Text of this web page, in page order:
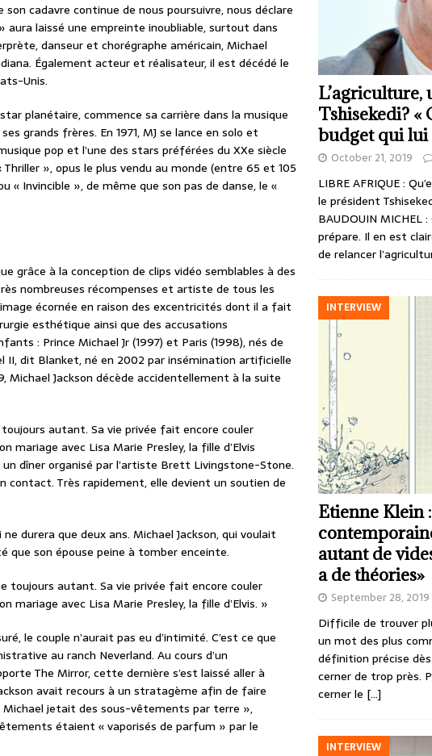
son cadavre continue de nous poursuivre, nous déclare
laissé une empreinte inoubliable, surtout dans
danseur et chorégraphe américain, Michael
Également acteur et réalisateur, il est décédé le
Unis.
planétaire, commence sa carrière dans la musique
grands frères. En 1971, MJ se lance en solo et
pop et l’une des stars préférées du XXe siècle
», opus le plus vendu au monde (entre 65 et 105
« Invincible », de même que son pas de danse, le «
grâce à la conception de clips vidéo semblables à des
nombreuses récompenses et artiste de tous les
écornée en raison des excentricités dont il a fait
esthétique ainsi que des accusations
: Prince Michael Jr (1997) et Paris (1998), nés de
II, dit Blanket, né en 2002 par insémination artificielle
Jackson décède accidentellement à la suite
autant. Sa vie privée fait encore couler
mariage avec Lisa Marie Presley, la fille d’Elvis
dîner organisé par l’artiste Brett Livingstone-Stone.
contact. Très rapidement, elle devient un soutien de
durera que deux ans. Michael Jackson, qui voulait
que son épouse peine à tomber enceinte.
toujours autant. Sa vie privée fait encore couler
mariage avec Lisa Marie Presley, la fille d’Elvis. »
le couple n’aurait pas eu d’intimité. C’est ce que
au ranch Neverland. Au cours d’un
The Mirror, cette dernière s’est laissé aller à
avait recours à un stratagème afin de faire
Michael jetait des sous-vêtements par terre »,
étaient « vaporisés de parfum » par le
Tshisekedi? «
budget qui lui
October 21, 2019
LIBRE AFRIQUE :
le président
BAUDOUIN
prépare. Il en est
de relancer
INTERVIEW
Etienne Klein
autant de
a de théories»
September 28, 2019
Difficile de trouver
un mot des plus
définition précise dès
cerner de trop près.
cerner le […]
INTERVIEW